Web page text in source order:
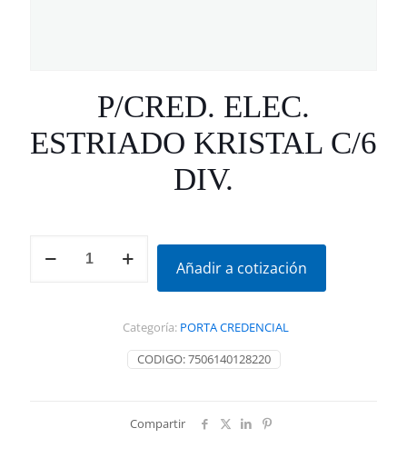
P/CRED. ELEC.
ESTRIADO KRISTAL C/6
DIV.
ELEC.
Añadir a cotización
CODIGO:7506140128220
Categoría: PORTA CREDENCIAL
Compartir